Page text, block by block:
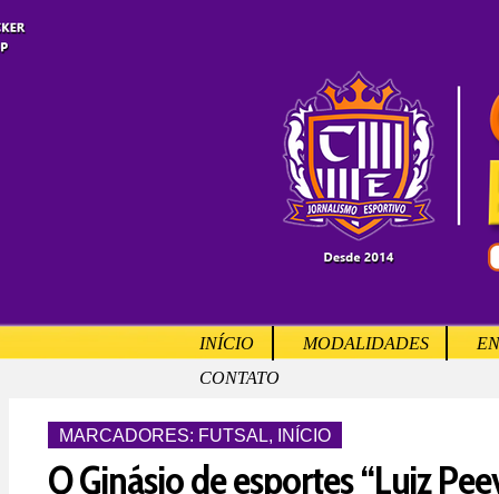
INÍCIO MODALIDADES
CONTATO
MARCADORES: FUTSAL, INÍCIO
O Ginásio de esportes “Luiz